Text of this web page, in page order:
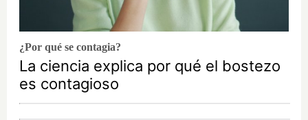
¿Por qué se contagia?
La ciencia explica por qué el bostezo
es contagioso